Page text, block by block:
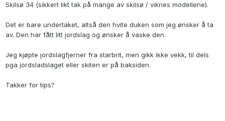
Skilsø 34 (sikkert likt tak på mange av skilsø / viknes modellene).
Det er bare undertaket, altså den hvite duken som jeg ønsker å ta
av. Den har fått litt jordslag og ønsker å vaske den.
Jeg kjøpte jordslagfjerner fra starbrit, men gikk ikke vekk, til dels
pga jordsladslaget eller skiten er på baksiden.
Takker for tips?